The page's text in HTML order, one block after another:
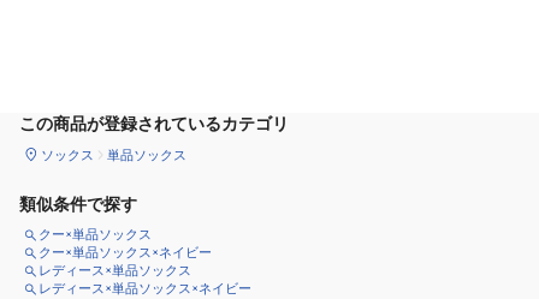
この商品が登録されているカテゴリ
ソックス 単品ソックス
類似条件で探す
クー×単品ソックス
クー×単品ソックス×ネイビー
レディース×単品ソックス
レディース×単品ソックス×ネイビー